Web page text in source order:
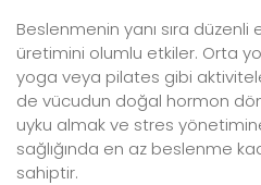
Beslenmenin yanı sıra
üretimini olumlu etkiler. Orta
yoga veya pilates gibi
de vücudun doğal hormon
uyku almak ve stres
sağlığında en az beslenme
sahiptir.